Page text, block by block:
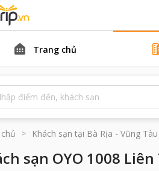
Trang chủ
Khách sạn tại Bà Rịa - Vũng Tàu
sạn OYO 1008